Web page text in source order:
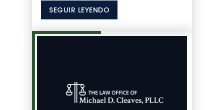
SEGUIR LEYENDO